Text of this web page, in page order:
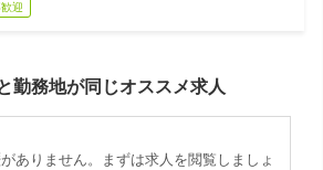
迎
勤務地が同じオススメ求人
ありません。まずは求人を閲覧しましょ